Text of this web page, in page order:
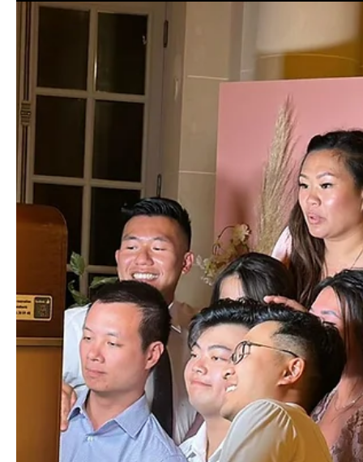
À Paris, les soirées privées sont des occasions pour célébrer,
retrouver et créer des souvenirs durables. L'ambiance